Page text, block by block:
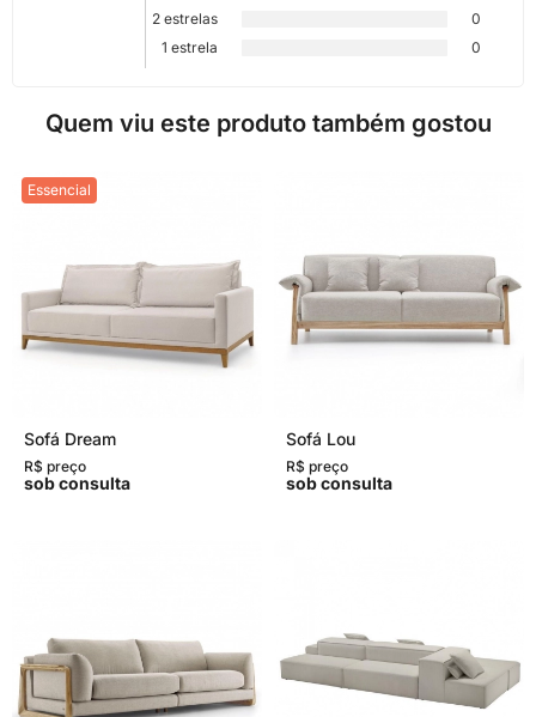
2 estrelas
0
1 estrela
0
Quem viu este produto também gostou
Essencial
Sofá Dream
R$ preço
sob consulta
Sofá Lou
R$ preço
sob consulta